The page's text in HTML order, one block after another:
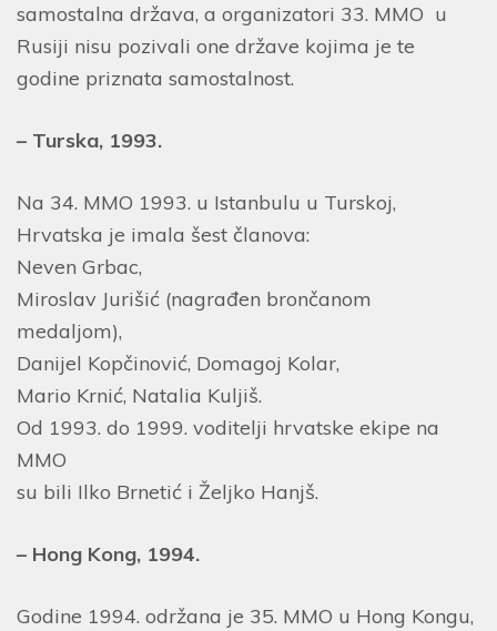
samostalna država, a organizatori 33. MMO u
Rusiji nisu pozivali one države kojima je te
godine priznata samostalnost.
– Turska, 1993.
Na 34. MMO 1993. u Istanbulu u Turskoj,
Hrvatska je imala šest članova:
Neven Grbac,
Miroslav Jurišić (nagrađen brončanom
medaljom),
Danijel Kopčinović, Domagoj Kolar,
Mario Krnić, Natalia Kuljiš.
Od 1993. do 1999. voditelji hrvatske ekipe na
MMO
su bili Ilko Brnetić i Željko Hanjš.
– Hong Kong, 1994.
Godine 1994. održana je 35. MMO u Hong Kongu,